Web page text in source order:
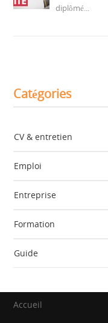
diplômé...
Catégories
CV & entretien
Emploi
Entreprise
Formation
Guide
Accueil